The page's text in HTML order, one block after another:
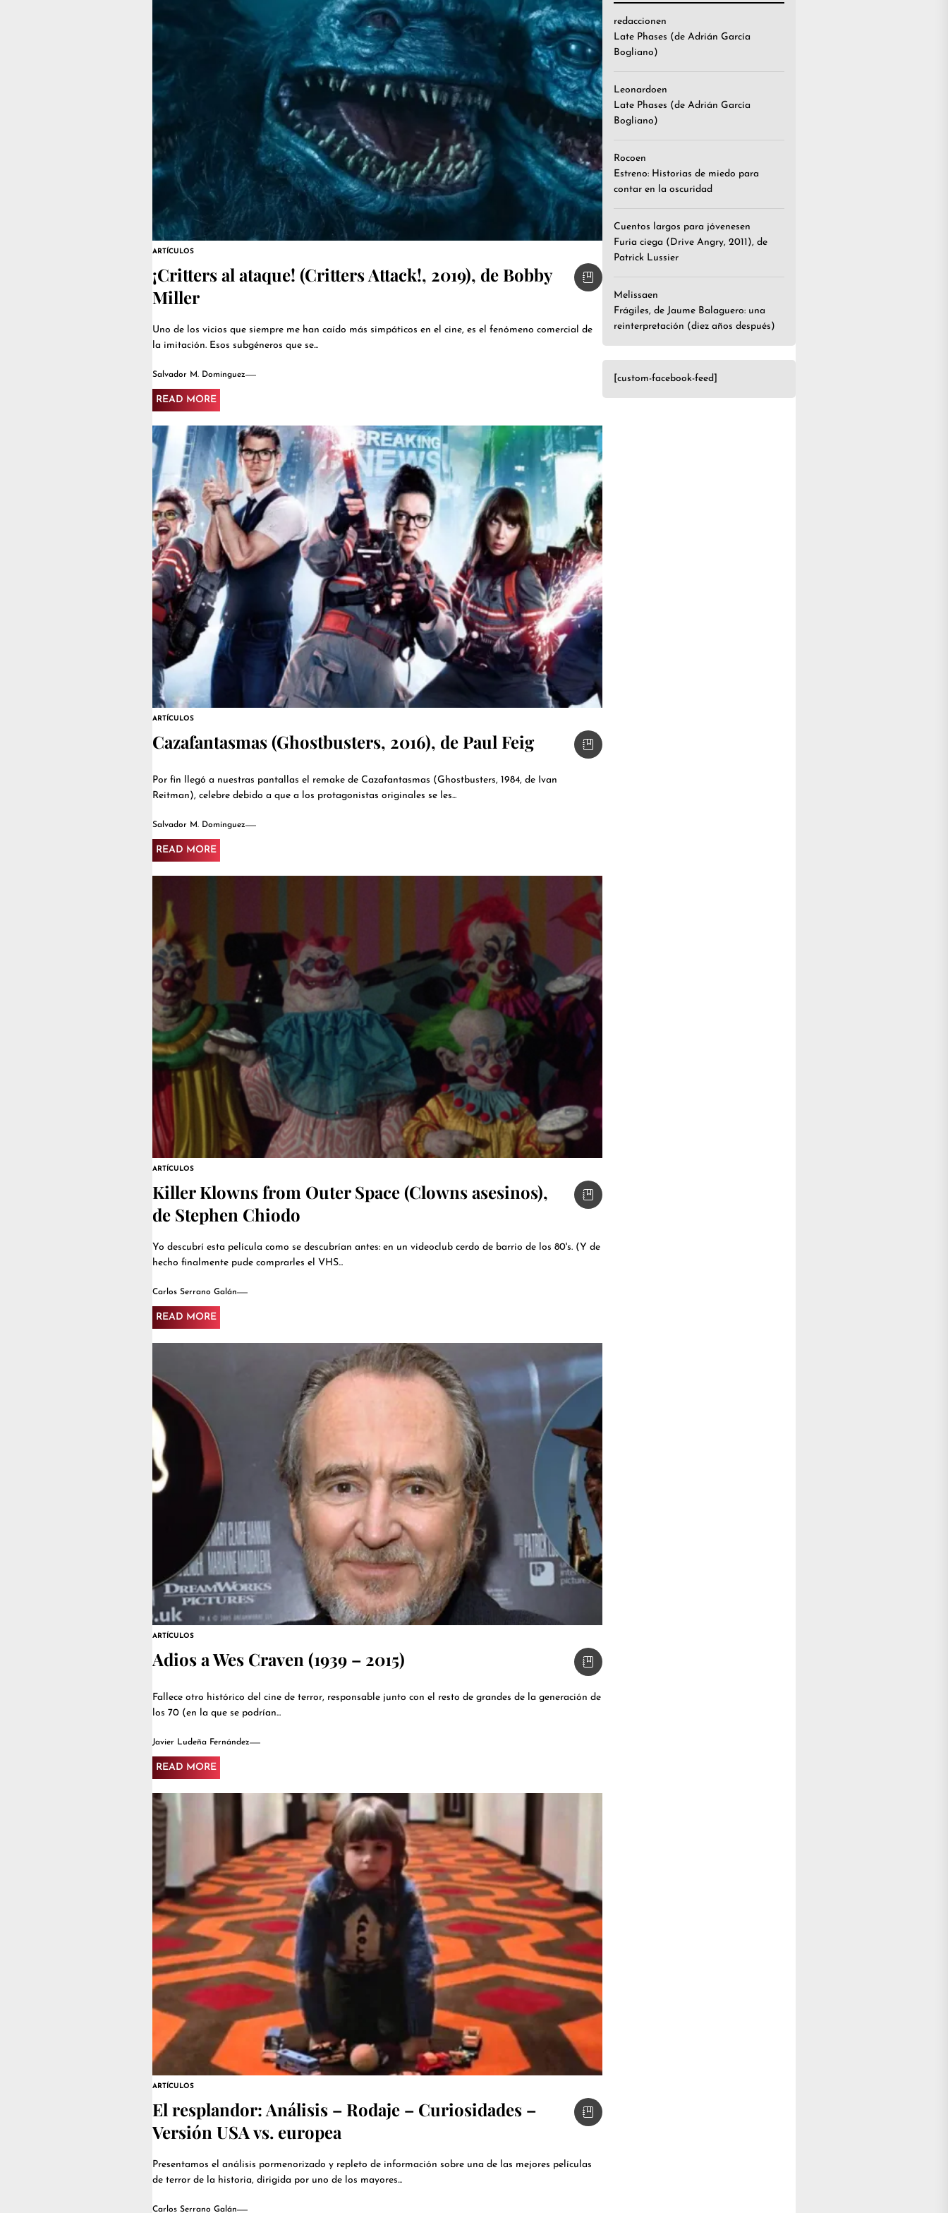
ARTÍCULOS
¡Critters al ataque! (Critters Attack!, 2019), de Bobby
Miller
Uno de los vicios que siempre me han caído más simpáticos en el cine, es el fenómeno comercial de
la imitación. Esos subgéneros que se...
Salvador M. Dominguez
READ MORE
ARTÍCULOS
Cazafantasmas (Ghostbusters, 2016), de Paul Feig
Por fin llegó a nuestras pantallas el remake de Cazafantasmas (Ghostbusters, 1984, de Ivan
Reitman), celebre debido a que a los protagonistas originales se les...
Salvador M. Dominguez
READ MORE
ARTÍCULOS
Killer Klowns from Outer Space (Clowns asesinos),
de Stephen Chiodo
Yo descubrí esta película como se descubrían antes: en un videoclub cerdo de barrio de los 80's. (Y de
hecho finalmente pude comprarles el VHS...
Carlos Serrano Galán
READ MORE
ARTÍCULOS
Adios a Wes Craven (1939 – 2015)
Fallece otro histórico del cine de terror, responsable junto con el resto de grandes de la generación de
los 70 (en la que se podrían...
Javier Ludeña Fernández
READ MORE
ARTÍCULOS
El resplandor: Análisis – Rodaje – Curiosidades –
Versión USA vs. europea
Presentamos el análisis pormenorizado y repleto de información sobre una de las mejores películas
de terror de la historia, dirigida por uno de los mayores...
Carlos Serrano Galán
redaccionen
Late Phases (de Adrián García
Bogliano)
Leonardoen
Late Phases (de Adrián García
Bogliano)
Rocoen
Estreno: Historias de miedo para
contar en la oscuridad
Cuentos largos para jóvenesen
Furia ciega (Drive Angry, 2011), de
Patrick Lussier
Melissaen
Frágiles, de Jaume Balaguero: una
reinterpretación (diez años después)
[custom-facebook-feed]